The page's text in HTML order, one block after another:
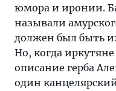
юмора и иронии.
называли
должен был быть
Но, когда
описание герба
один